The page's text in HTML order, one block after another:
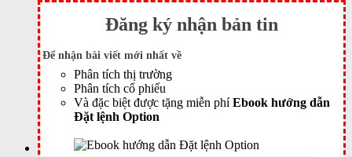
Đăng ký nhận bản tin
Để nhận bài viết mới nhất về
Phân tích thị trường
Phân tích cổ phiếu
Và đặc biệt được tặng miễn phíEbook hướng dẫn
Đặt lệnh Option